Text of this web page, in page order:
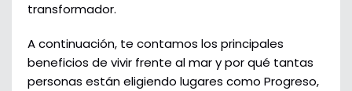
transformador.
A continuación, te contamos los principales
beneficios de vivir frente al mar y por qué tantas
personas están eligiendo lugares como Progreso,